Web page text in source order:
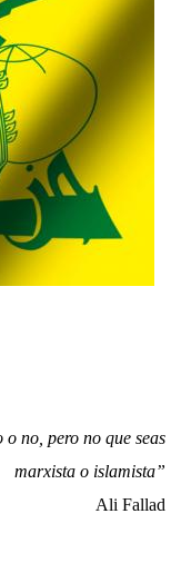
no, pero no que seas
marxista o islamista”
Ali Fallad